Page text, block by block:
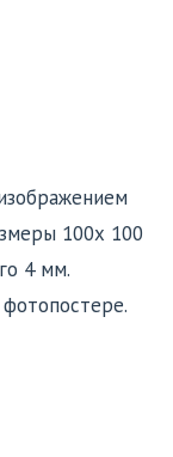
100х 100
4 мм.